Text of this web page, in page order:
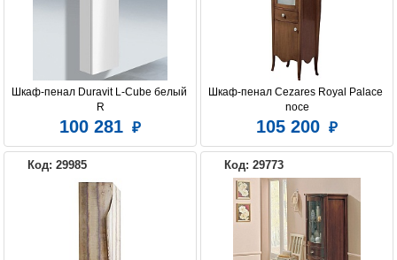
Шкаф-пенал Duravit L-Cube белый
R
100 281
Шкаф-пенал Cezares Royal Palace
noce
105 200
Код: 29985 Код: 29773